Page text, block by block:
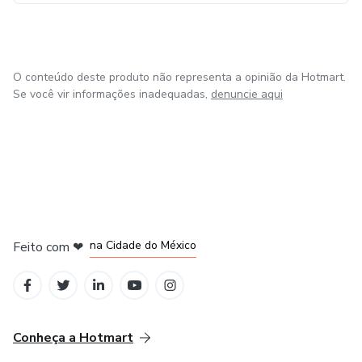
✅ Garanta agora mesmo este eBook; Construindo o amor
e dê o primeiro passo para um relacionamento consciente,
O conteúdo deste produto não representa a opinião da Hotmart.
Se você vir informações inadequadas, denuncie aqui
Feito com ❤ na Cidade do México
Conheça a Hotmart